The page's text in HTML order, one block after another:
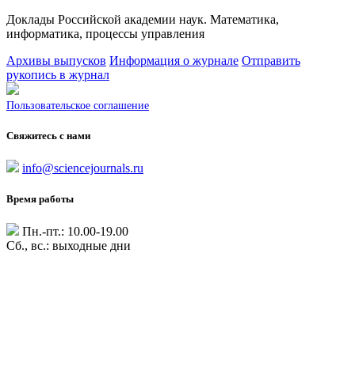
Доклады Российской академии наук. Математика,
информатика, процессы управления
Архивы выпусков Информация о журнале Отправить
рукопись в журнал
Пользовательское соглашение
Свяжитесь с нами
info@sciencejournals.ru
Время работы
Пн.-пт.: 10.00-19.00
Сб., вс.: выходные дни